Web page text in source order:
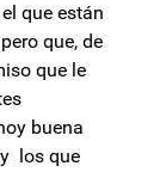
que están
que, de
que le
buena
los que